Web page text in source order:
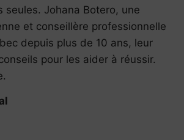
seules. Johana Botero, une
et conseillère professionnelle
depuis plus de 10 ans, leur
pour les aider à réussir.